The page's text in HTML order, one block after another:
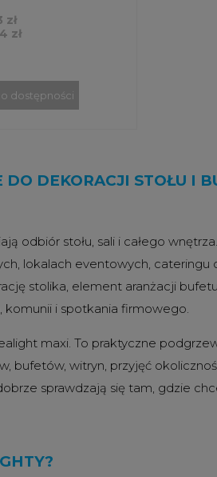
zł
zł
dostępności
DEKORACJI STOŁU I
odbiór stołu, sali i całego
lokalach eventowych, cateringu
stolika, element aranżacji
komunii i spotkania firmowego.
maxi. To praktyczne
bufetów, witryn, przyjęć
sprawdzają się tam, gdzie